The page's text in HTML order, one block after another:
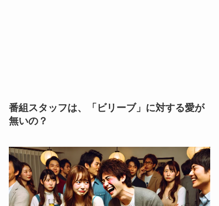
番組スタッフは、「ビリーブ」に対する愛が
無いの？